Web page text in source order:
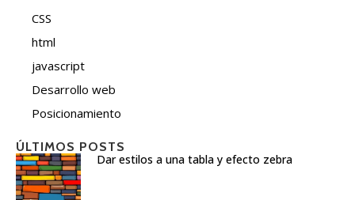
CSS
html
javascript
Desarrollo web
Posicionamiento
ÚLTIMOS POSTS
Dar estilos a una tabla y efecto zebra